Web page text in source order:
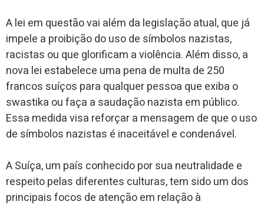
A lei em questão vai além da legislação atual, que já
impele a proibição do uso de símbolos nazistas,
racistas ou que glorificam a violência. Além disso, a
nova lei estabelece uma pena de multa de 250
francos suíços para qualquer pessoa que exiba o
swastika ou faça a saudação nazista em público.
Essa medida visa reforçar a mensagem de que o uso
de símbolos nazistas é inaceitável e condenável.
A Suíça, um país conhecido por sua neutralidade e
respeito pelas diferentes culturas, tem sido um dos
principais focos de atenção em relação à